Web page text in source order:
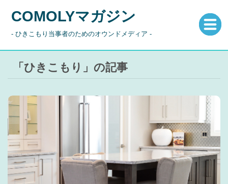
COMOLYマガジン
- ひきこもり当事者のためのオウンドメディア -
「ひきこもり」の記事